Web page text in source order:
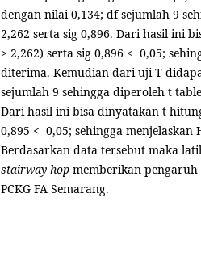
dengan nilai 0,134; df sejumlah 9
2,262 serta sig 0,896. Dari hasil ini
> 2,262) serta sig 0,896 < 0,05;
diterima. Kemudian dari uji T
sejumlah 9 sehingga diperoleh t
Dari hasil ini bisa dinyatakan t
0,895 < 0,05; sehingga
Berdasarkan data tersebut maka
stairway hop memberikan
PCKG FA Semarang.